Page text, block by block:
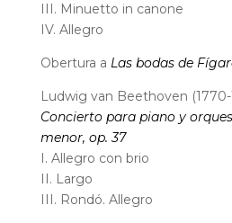
III. Minuetto in canone
IV. Allegro
Obertura a Las bodas de
Ludwig van Beethoven (1770-
Concierto para piano y
menor, op. 37
I. Allegro con brio
II. Largo
III. Rondó. Allegro